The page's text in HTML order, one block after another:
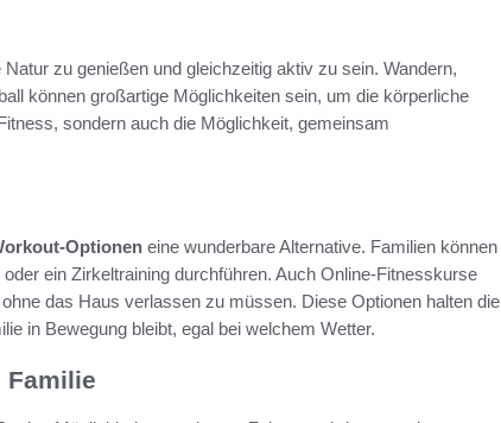
zu genießen und gleichzeitig aktiv zu sein. Wandern,
können großartige Möglichkeiten sein, um die körperliche
sondern auch die Möglichkeit, gemeinsam
Optionen eine wunderbare Alternative. Familien können
ein Zirkeltraining durchführen. Auch Online-Fitnesskurse
das Haus verlassen zu müssen. Diese Optionen halten die
in Bewegung bleibt, egal bei welchem Wetter.
Familie